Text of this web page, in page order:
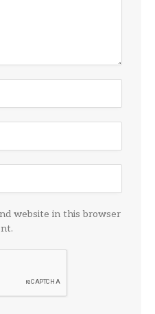
website in this browser